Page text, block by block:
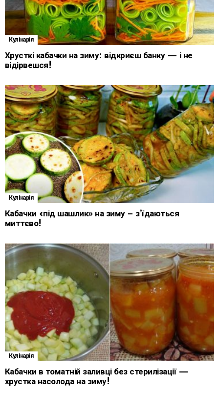
Кулінарія
Хрусткі кабачки на зиму: відкриєш банку — і не
відірвешся!
Кулінарія
Кабачки «під шашлик» на зиму – з’їдаються
миттєво!
Кулінарія
Кабачки в томатній заливці без стерилізації —
хрустка насолода на зиму!